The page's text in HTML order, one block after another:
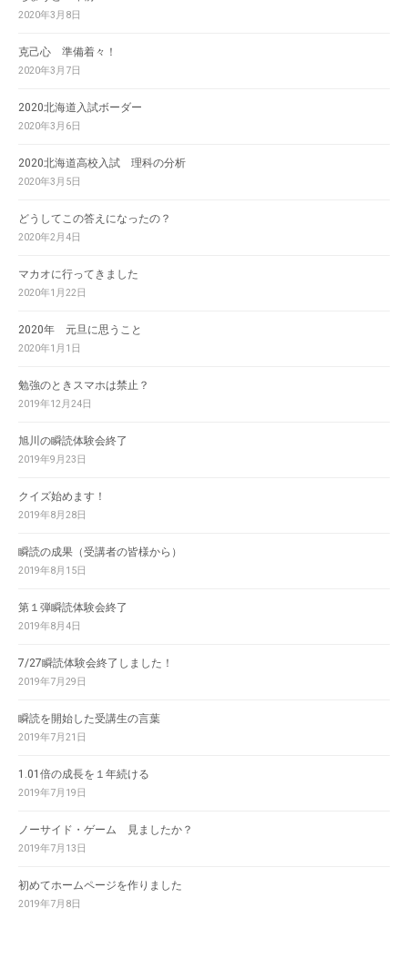
2020年3月8日
克己心 準備着々！
2020年3月7日
2020北海道入試ボーダー
2020年3月6日
2020北海道高校入試 理科の分析
2020年3月5日
どうしてこの答えになったの？
2020年2月4日
マカオに行ってきました
2020年1月22日
2020年 元旦に思うこと
2020年1月1日
勉強のときスマホは禁止？
2019年12月24日
旭川の瞬読体験会終了
2019年9月23日
クイズ始めます！
2019年8月28日
瞬読の成果（受講者の皆様から）
2019年8月15日
第１弾瞬読体験会終了
2019年8月4日
7/27瞬読体験会終了しました！
2019年7月29日
瞬読を開始した受講生の言葉
2019年7月21日
1.01倍の成長を１年続ける
2019年7月19日
ノーサイド・ゲーム 見ましたか？
2019年7月13日
初めてホームページを作りました
2019年7月8日